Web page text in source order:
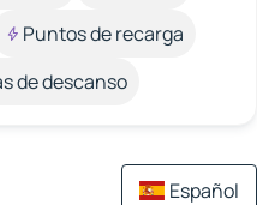
Puntos de recarga
de descanso
Español